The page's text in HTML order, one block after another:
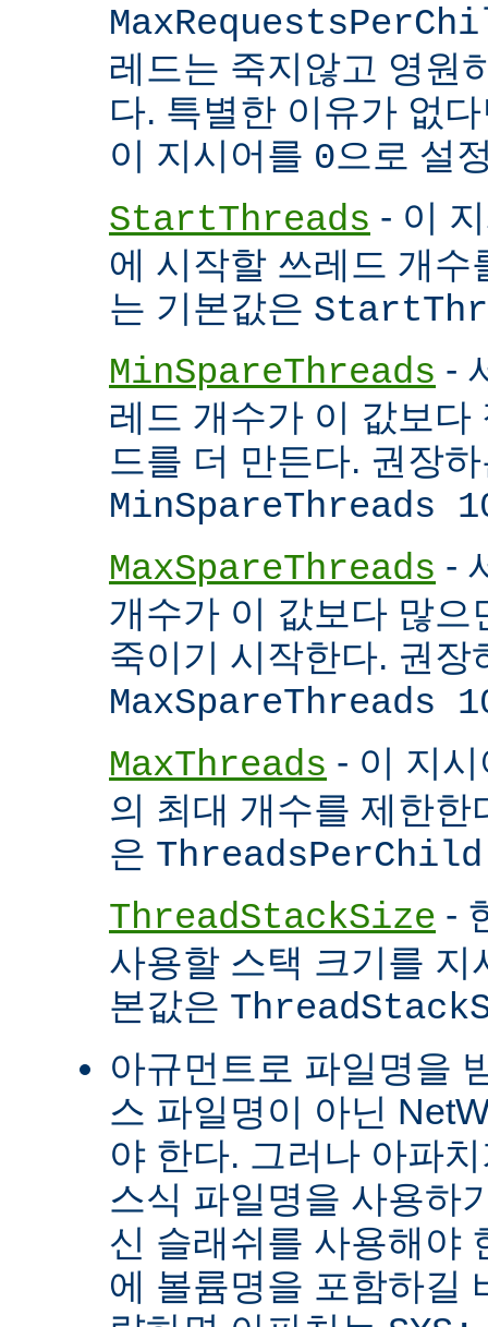
레드는 죽지않고 영원
다. 특별한 이유가 없
이 지시어를 0으로 설
StartThreads - 이
에 시작할 쓰레드 개수
는 기본값은
MinSpareThreads -
레드 개수가 이 값보다
드를 더 만든다. 권장
MinSpareThreads
MaxSpareThreads -
개수가 이 값보다 많으
죽이기 시작한다. 권장
MaxSpareThreads
MaxThreads - 이 지
의 최대 개수를 제한한
은
ThreadStackSize -
사용할 스택 크기를 지
본값은
아규먼트로 파일명을
스 파일명이 아닌
야 한다. 그러나 아파
스식 파일명을 사용하
신 슬래쉬를 사용해야
에 볼륨명을 포함하길